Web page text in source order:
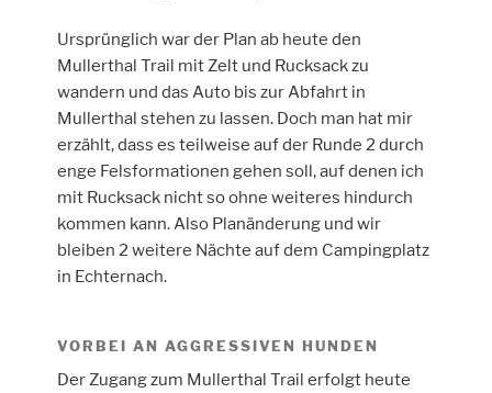
Ursprünglich war der Plan ab heute den
Mullerthal Trail mit Zelt und Rucksack zu
wandern und das Auto bis zur Abfahrt in
Mullerthal stehen zu lassen. Doch man hat mir
erzählt, dass es teilweise auf der Runde 2 durch
enge Felsformationen gehen soll, auf denen ich
mit Rucksack nicht so ohne weiteres hindurch
kommen kann. Also Planänderung und wir
bleiben 2 weitere Nächte auf dem Campingplatz
in Echternach.
VORBEI AN AGGRESSIVEN HUNDEN
Der Zugang zum Mullerthal Trail erfolgt heute